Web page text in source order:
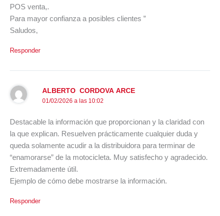
POS venta,.
Para mayor confianza a posibles clientes ”
Saludos,
Responder
ALBERTO CORDOVA ARCE
01/02/2026 a las 10:02
Destacable la información que proporcionan y la claridad con
la que explican. Resuelven prácticamente cualquier duda y
queda solamente acudir a la distribuidora para terminar de
“enamorarse” de la motocicleta. Muy satisfecho y agradecido.
Extremadamente útil.
Ejemplo de cómo debe mostrarse la información.
Responder